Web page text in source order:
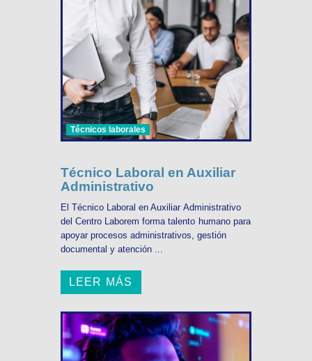
Técnicos laborales
Técnico Laboral en Auxiliar
Administrativo
El Técnico Laboral en Auxiliar Administrativo
del Centro Laborem forma talento humano para
apoyar procesos administrativos, gestión
documental y atención ...
LEER MÁS